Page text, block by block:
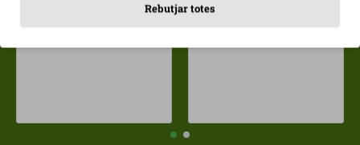
5,70€
Rebutjar totes